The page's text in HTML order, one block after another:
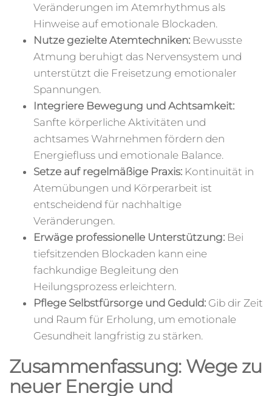
Veränderungen im Atemrhythmus als
Hinweise auf emotionale Blockaden.
Nutze gezielte Atemtechniken: Bewusste
Atmung beruhigt das Nervensystem und
unterstützt die Freisetzung emotionaler
Spannungen.
Integriere Bewegung und Achtsamkeit:
Sanfte körperliche Aktivitäten und
achtsames Wahrnehmen fördern den
Energiefluss und emotionale Balance.
Setze auf regelmäßige Praxis: Kontinuität in
Atemübungen und Körperarbeit ist
entscheidend für nachhaltige
Veränderungen.
Erwäge professionelle Unterstützung: Bei
tiefsitzenden Blockaden kann eine
fachkundige Begleitung den
Heilungsprozess erleichtern.
Pflege Selbstfürsorge und Geduld: Gib dir Zeit
und Raum für Erholung, um emotionale
Gesundheit langfristig zu stärken.
Zusammenfassung: Wege zu
neuer Energie und